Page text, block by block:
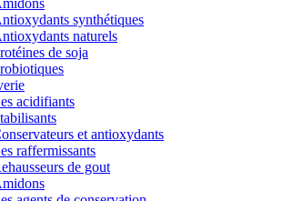
synthétiques
naturels
de soja
acidifiants
et antioxydants
raffermissants
de gout